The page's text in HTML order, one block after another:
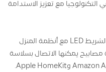
مع تعزيز الاستدامة
أحد أهم التطورات هو دمج مصابيح الشريط LED مع أنظمة المنزل
يمكنها الاتصال بسلاسة
مع منصات مثل Google Home وAmazon Alexa وApple HomeKit.